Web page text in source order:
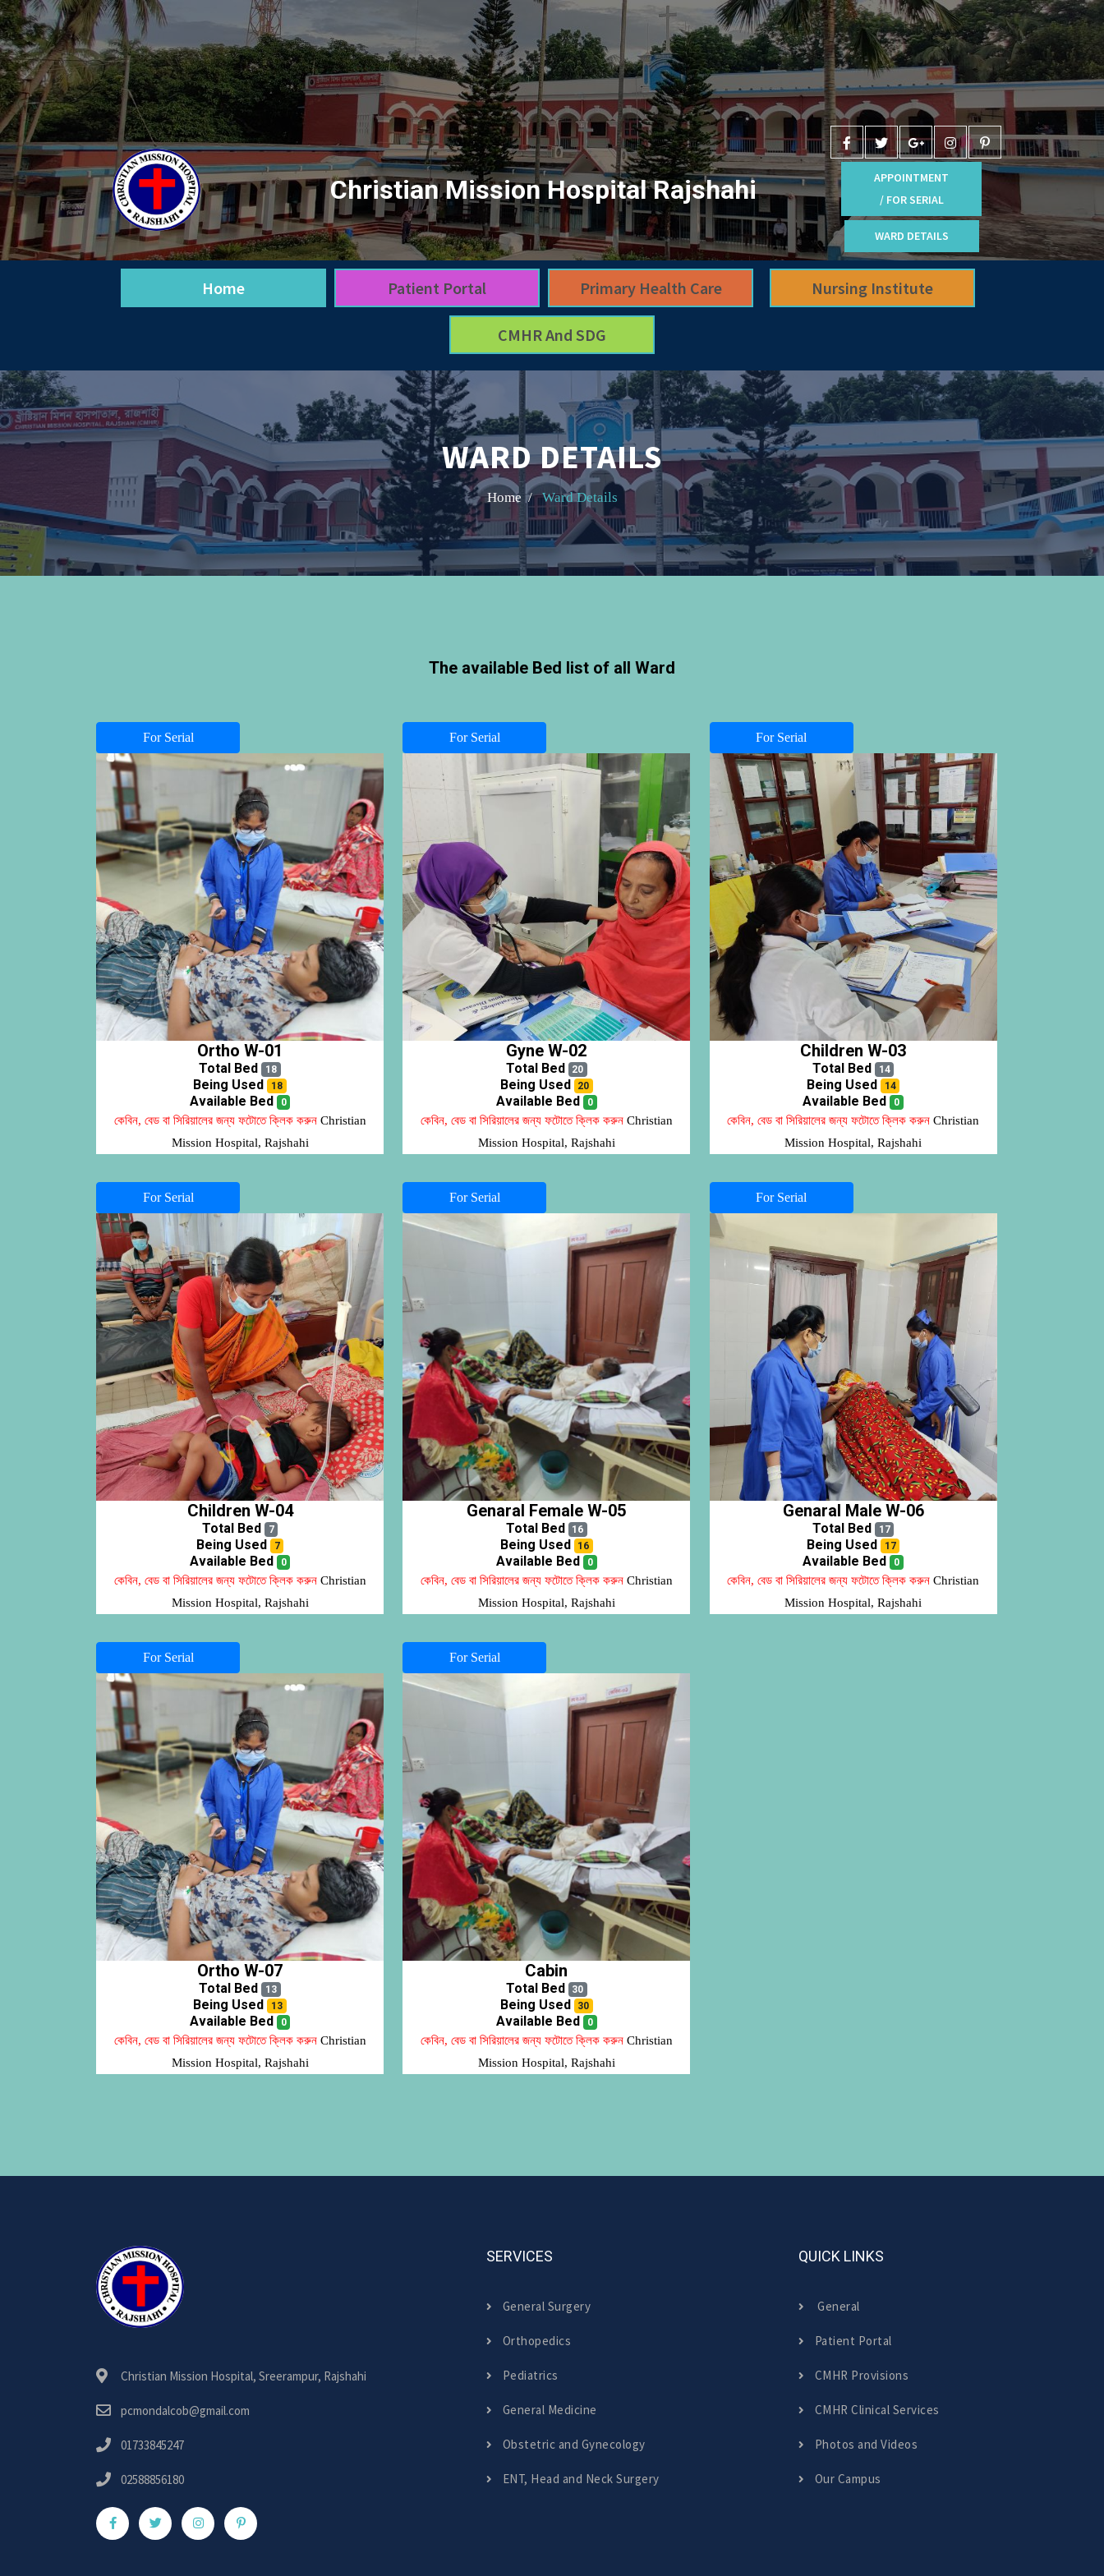
Christian Mission Hospital Rajshahi
APPOINTMENT
/ FOR SERIAL
WARD DETAILS
Home Patient Portal Primary Health Care Nursing Institute
CMHR And SDG
WARD DETAILS
Home / Ward Details
The available Bed list of all Ward
For Serial
Ortho W-01
Total Bed 18
Being Used 18
Available Bed 0
কেবিন, বেড বা সিরিয়ালের জন্য ফটোতে ক্লিক করুন Christian
Mission Hospital, Rajshahi
For Serial
Gyne W-02
Total Bed 20
Being Used 20
Available Bed 0
কেবিন, বেড বা সিরিয়ালের জন্য ফটোতে ক্লিক করুন Christian
Mission Hospital, Rajshahi
For Serial
Children W-03
Total Bed 14
Being Used 14
Available Bed 0
কেবিন, বেড বা সিরিয়ালের জন্য ফটোতে ক্লিক করুন Christian
Mission Hospital, Rajshahi
For Serial
Children W-04
Total Bed 7
Being Used 7
Available Bed 0
কেবিন, বেড বা সিরিয়ালের জন্য ফটোতে ক্লিক করুন Christian
Mission Hospital, Rajshahi
For Serial
Genaral Female W-05
Total Bed 16
Being Used 16
Available Bed 0
কেবিন, বেড বা সিরিয়ালের জন্য ফটোতে ক্লিক করুন Christian
Mission Hospital, Rajshahi
For Serial
Genaral Male W-06
Total Bed 17
Being Used 17
Available Bed 0
কেবিন, বেড বা সিরিয়ালের জন্য ফটোতে ক্লিক করুন Christian
Mission Hospital, Rajshahi
For Serial
Ortho W-07
Total Bed 13
Being Used 13
Available Bed 0
কেবিন, বেড বা সিরিয়ালের জন্য ফটোতে ক্লিক করুন Christian
Mission Hospital, Rajshahi
For Serial
Cabin
Total Bed 30
Being Used 30
Available Bed 0
কেবিন, বেড বা সিরিয়ালের জন্য ফটোতে ক্লিক করুন Christian
Mission Hospital, Rajshahi
Christian Mission Hospital, Sreerampur, Rajshahi
pcmondalcob@gmail.com
01733845247
02588856180
SERVICES
General Surgery
Orthopedics
Pediatrics
General Medicine
Obstetric and Gynecology
ENT, Head and Neck Surgery
QUICK LINKS
General
Patient Portal
CMHR Provisions
CMHR Clinical Services
Photos and Videos
Our Campus